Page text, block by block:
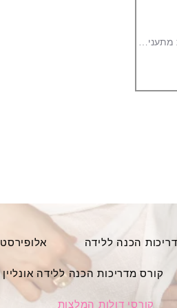
אלופירסט הכנה ללידה
קורס מדריכות הכנה ללידה אונליין
קורסי דולות המלצות